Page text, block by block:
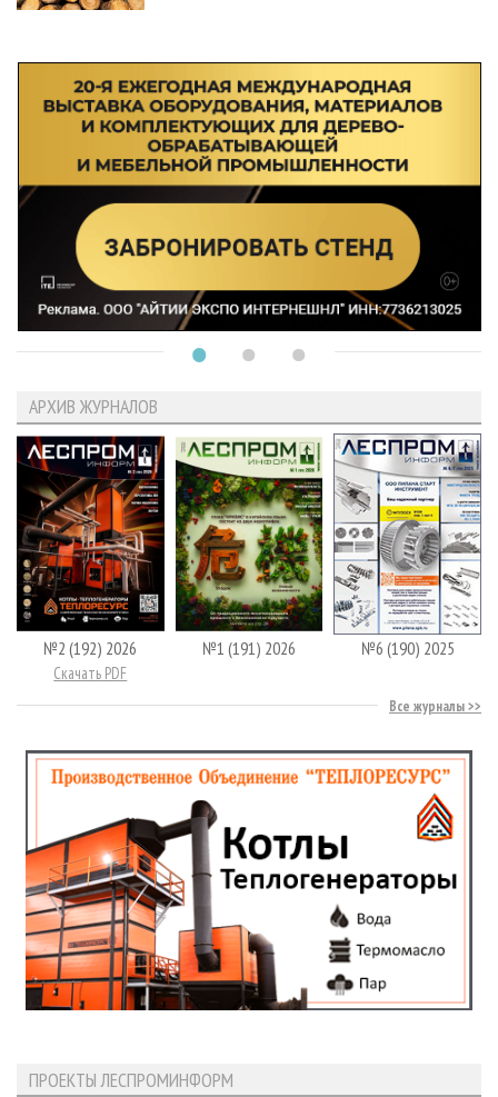
АРХИВ ЖУРНАЛОВ
№2 (192) 2026
Скачать PDF
№1 (191) 2026 №6 (190) 2025
Все журналы
ПРОЕКТЫ ЛЕСПРОМИНФОРМ